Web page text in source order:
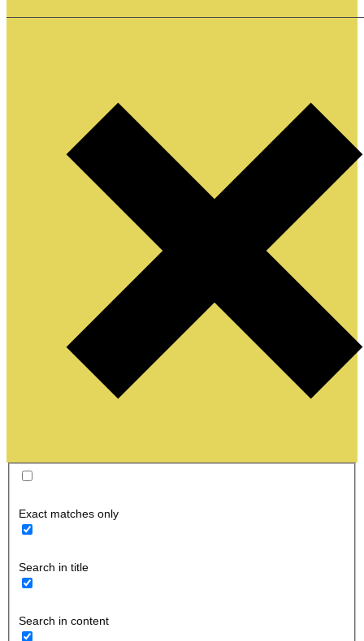
Exact matches only
Search in title
Search in content